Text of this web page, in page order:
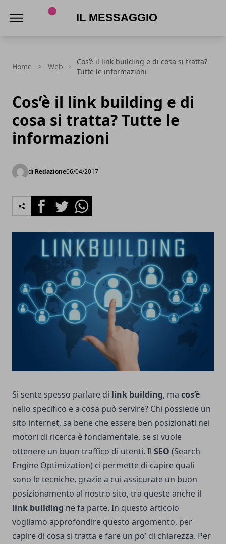
Home Web
Cos’è il link building e di cosa si tratta?
Tutte le informazioni
Cos’è il link building e di
cosa si tratta? Tutte le
informazioni
di Redazione06/04/2017
FacebookTwitterWhatsapp
Si sente spesso parlare di link building, ma cos’è
nello specifico e a cosa può servire? Chi possiede un
sito internet, sa bene che essere ben posizionati nei
motori di ricerca è fondamentale, se si vuole
ottenere un buon traffico di utenti. Il SEO (Search
Engine Optimization) ci permette di capire quali
sono le tecniche, grazie a cui assicurate un buon
posizionamento al nostro sito, tra queste anche il
link building ne fa parte. In questo articolo
vogliamo approfondire questo argomento, per
capire di cosa si tratta e fare un po’ di chiarezza. Per